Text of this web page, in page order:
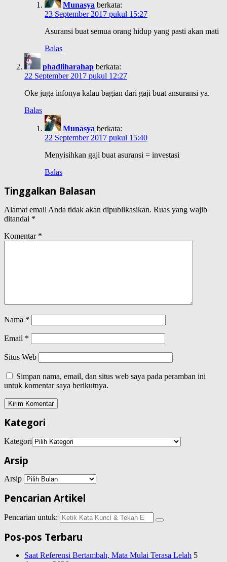
Munasya berkata:
23 September 2017 pukul 15:27
Asuransi buat semua orang hidup yang pasti akan mati
Balas
phadliharahap berkata:
22 September 2017 pukul 12:27
Oke juga infonya kalau bagian dari gaji buat ansuransi ya.
Balas
Munasya berkata:
22 September 2017 pukul 15:40
Menyisihkan gaji buat asuransi = investasi
Balas
Tinggalkan Balasan
Alamat email Anda tidak akan dipublikasikan. Ruas yang wajib
ditandai *
Komentar *
Nama *
Email *
Situs Web
Simpan nama, email, dan situs web saya pada peramban ini
untuk komentar saya berikutnya.
Kategori
Kategori
Arsip
Arsip
Pencarian Artikel
Pencarian untuk:
Pos-pos Terbaru
Saat Referensi Bertambah, Mata Mulai Terasa Lelah 5